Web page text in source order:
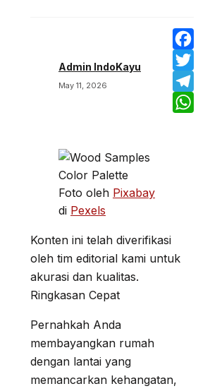
Admin IndoKayu
May 11, 2026
Foto oleh Pixabay
di Pexels
Konten ini telah diverifikasi
oleh tim editorial kami untuk
akurasi dan kualitas.
Ringkasan Cepat
Pernahkah Anda
membayangkan rumah
dengan lantai yang
memancarkan kehangatan,